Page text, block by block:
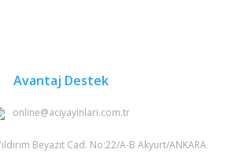
Avantaj Destek
online@aciyayinlari.com.tr
Beyazıt Cad. No:22/A-B Akyurt/ANKARA